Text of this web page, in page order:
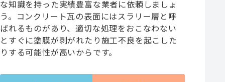
な知識を持った実績豊富な業者に依頼しましょ
う。コンクリート瓦の表面にはスラリー層と呼
ばれるものがあり、適切な処理をおこなわない
とすぐに塗膜が剥がれたり施工不良を起こした
りする可能性が高いからです。